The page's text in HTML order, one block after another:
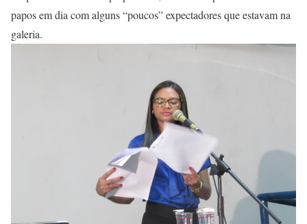
papos em dia com alguns “poucos” expectadores que estavam na
galeria.